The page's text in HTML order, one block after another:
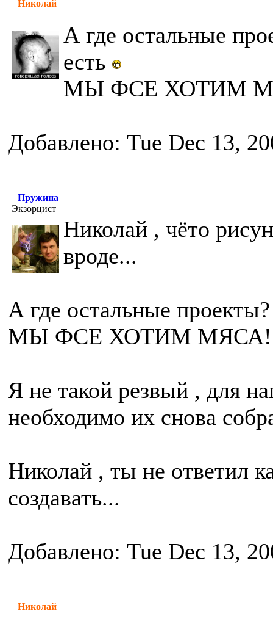
Николай
А где остальные
есть
МЫ ФСЕ ХОТИМ
Добавлено: Tue Dec 13,
Пружина
Экзорцист
Николай , чёто
вроде...
А где остальные
МЫ ФСЕ ХОТИМ
Я не такой резвый , для
необходимо их снова
Николай , ты не ответил
создавать...
Добавлено: Tue Dec 13,
Николай